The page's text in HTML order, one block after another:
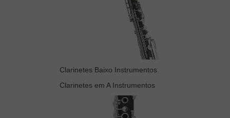
Clarinetes Baixo Instrumentos
Clarinetes em A Instrumentos